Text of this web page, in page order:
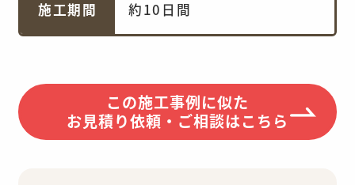
施工期間 約10日間
この施工事例に似た
お見積り依頼・ご相談はこちら